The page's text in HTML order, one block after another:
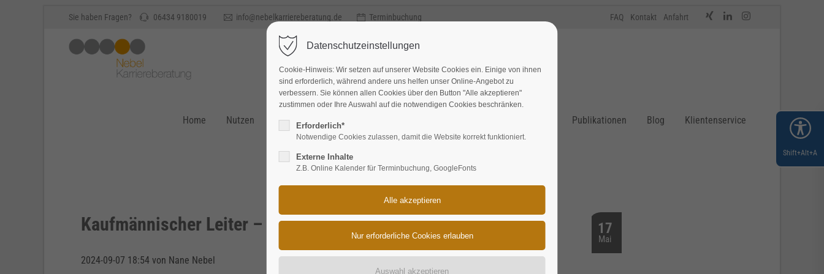
Sie haben Fragen? 06434 9180019 info@nebelkarriereberatung.de Terminbuchung FAQ Kontakt Anfahrt
Home Nutzen Methode Leistungen Publikationen Blog Klientenservice
Kaufmännischer Leiter – nach 6 Monaten Geschäftsführer, 43 J.
2024-09-07 18:54 von Nane Nebel
17
Mai
Datenschutzeinstellungen
Cookie-Hinweis: Wir setzen auf unserer Website Cookies ein. Einige von ihnen
sind erforderlich, während andere uns helfen unser Online-Angebot zu
verbessern. Sie können allen Cookies über den Button "Alle akzeptieren"
zustimmen oder Ihre Auswahl auf die notwendigen Cookies beschränken.
Erforderlich*
Notwendige Cookies zulassen, damit die Website korrekt funktioniert.
Externe Inhalte
Z.B. Online Kalender für Terminbuchung, GoogleFonts
Shift+Alt+A